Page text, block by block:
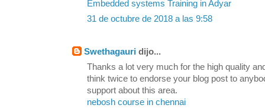
Embedded systems Training in Adyar
31 de octubre de 2018 a las 9:58
Swethagauri dijo...
Thanks a lot very much for the high quality
think twice to endorse your blog post to
support about this area.
nebosh course in chennai